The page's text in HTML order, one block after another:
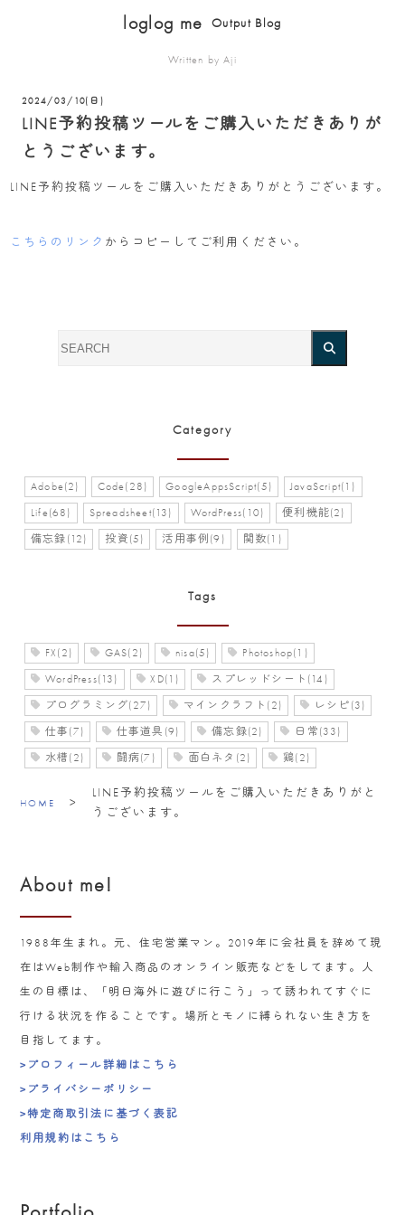
loglog me Output Blog
Written by Aji
2024/03/10(日)
LINE予約投稿ツールをご購入いただきありが
とうございます。
LINE予約投稿ツールをご購入いただきありがとうございます。
こちらのリンク からコピーしてご利用ください。
Category
Adobe(2) Code(28) GoogleAppsScript(5) JavaScript(1)
Life(68) Spreadsheet(13) WordPress(10) 便利機能(2)
備忘録(12) 投資(5) 活用事例(9) 関数(1)
Tags
FX(2) GAS(2) nisa(5) Photoshop(1)
WordPress(13) XD(1) スプレッドシート(14)
プログラミング(27) マインクラフト(2) レシピ(3)
仕事(7) 仕事道具(9) 備忘録(2) 日常(33)
水槽(2) 闘病(7) 面白ネタ(2) 鶏(2)
HOME >
LINE予約投稿ツールをご購入いただきありがと
うございます。
About me!
1988年生まれ。元、住宅営業マン。2019年に会社員を辞めて現
在はWeb制作や輸入商品のオンライン販売などをしてます。人
生の目標は、「明日海外に遊びに行こう」って誘われてすぐに
行ける状況を作ることです。場所とモノに縛られない生き方を
目指してます。
>プロフィール詳細はこちら
>プライバシーポリシー
>特定商取引法に基づく表記
利用規約はこちら